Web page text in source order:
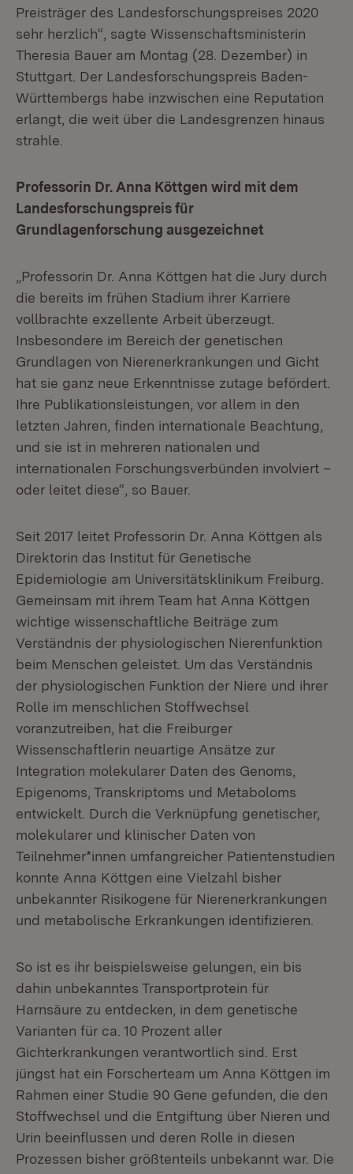
Preisträger des Landesforschungspreises 2020
sehr herzlich“, sagte Wissenschaftsministerin
Theresia Bauer am Montag (28. Dezember) in
Stuttgart. Der Landesforschungspreis Baden-
Württembergs habe inzwischen eine Reputation
erlangt, die weit über die Landesgrenzen hinaus
strahle.
Professorin Dr. Anna Köttgen wird mit dem
Landesforschungspreis für
Grundlagenforschung ausgezeichnet
„Professorin Dr. Anna Köttgen hat die Jury durch
die bereits im frühen Stadium ihrer Karriere
vollbrachte exzellente Arbeit überzeugt.
Insbesondere im Bereich der genetischen
Grundlagen von Nierenerkrankungen und Gicht
hat sie ganz neue Erkenntnisse zutage befördert.
Ihre Publikationsleistungen, vor allem in den
letzten Jahren, finden internationale Beachtung,
und sie ist in mehreren nationalen und
internationalen Forschungsverbünden involviert –
oder leitet diese“, so Bauer.
Seit 2017 leitet Professorin Dr. Anna Köttgen als
Direktorin das Institut für Genetische
Epidemiologie am Universitätsklinikum Freiburg.
Gemeinsam mit ihrem Team hat Anna Köttgen
wichtige wissenschaftliche Beiträge zum
Verständnis der physiologischen Nierenfunktion
beim Menschen geleistet. Um das Verständnis
der physiologischen Funktion der Niere und ihrer
Rolle im menschlichen Stoffwechsel
voranzutreiben, hat die Freiburger
Wissenschaftlerin neuartige Ansätze zur
Integration molekularer Daten des Genoms,
Epigenoms, Transkriptoms und Metaboloms
entwickelt. Durch die Verknüpfung genetischer,
molekularer und klinischer Daten von
Teilnehmer*innen umfangreicher Patientenstudien
konnte Anna Köttgen eine Vielzahl bisher
unbekannter Risikogene für Nierenerkrankungen
und metabolische Erkrankungen identifizieren.
So ist es ihr beispielsweise gelungen, ein bis
dahin unbekanntes Transportprotein für
Harnsäure zu entdecken, in dem genetische
Varianten für ca. 10 Prozent aller
Gichterkrankungen verantwortlich sind. Erst
jüngst hat ein Forscherteam um Anna Köttgen im
Rahmen einer Studie 90 Gene gefunden, die den
Stoffwechsel und die Entgiftung über Nieren und
Urin beeinflussen und deren Rolle in diesen
Prozessen bisher größtenteils unbekannt war. Die